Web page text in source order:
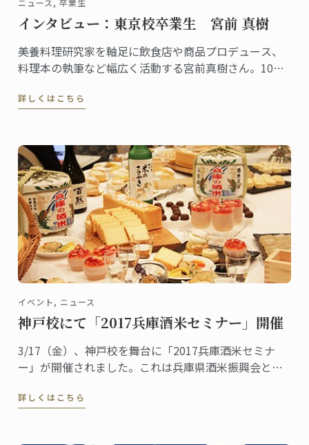
ニュース, 卒業生
インタビュー：東京校卒業生 宮前 真樹
美養料理研究家を軸足に飲食店や商品プロデュース、
料理本の執筆など幅広く活動する宮前真樹さん。10～
の顔を持ち様々なメディアに登場することからご存知
詳しくはこちら
イベント, ニュース
神戸校にて「2017兵庫酒米セミナー」開催
3/17（金）、神戸校を舞台に「2017兵庫酒米セミナ
ー」が開催されました。これは兵庫県酒米振興会と神
聞いて、体験し、学んでもらう」のがコンセプト。一
詳しくはこちら